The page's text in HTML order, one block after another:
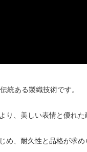
統ある製織技術です。
、美しい表情と優れた
、耐久性と品格が求